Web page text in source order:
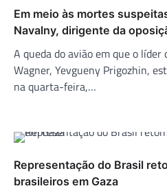
Em meio às mortes
Navalny, dirigente da
A queda do avião em que o
Wagner, Yevgueny Prigozhin,
na quarta-feira,…
Representação do Brasil
brasileiros em Gaza